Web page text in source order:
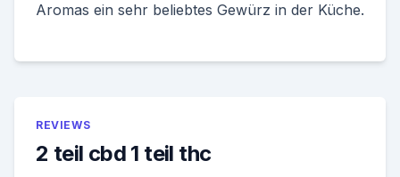
Aromas ein sehr beliebtes Gewürz in der Küche.
REVIEWS
2 teil cbd 1 teil thc